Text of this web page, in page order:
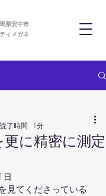
県安中市
ィメガネ
に精密に測定
読了時間: 1分
日
見てくださっている